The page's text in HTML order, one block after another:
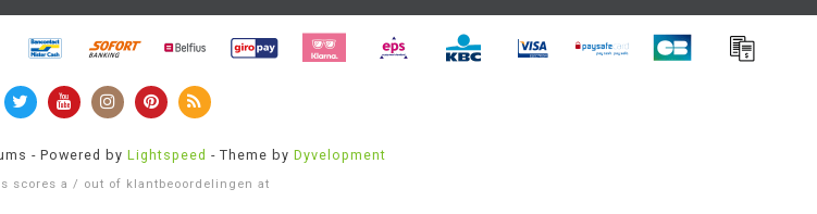
- Powered by Lightspeed - Theme by Dyvelopment
scores a / out of klantbeoordelingen at